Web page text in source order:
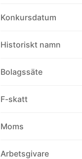
Konkursdatum
Historiskt namn
Bolagssäte
F-skatt
Moms
Arbetsgivare